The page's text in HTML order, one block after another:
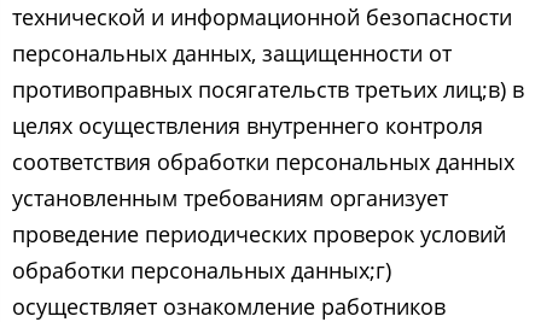
технической и информационной безопасности
персональных данных, защищенности от
противоправных посягательств третьих лиц;в) в
целях осуществления внутреннего контроля
соответствия обработки персональных данных
установленным требованиям организует
проведение периодических проверок условий
обработки персональных данных;г)
осуществляет ознакомление работников